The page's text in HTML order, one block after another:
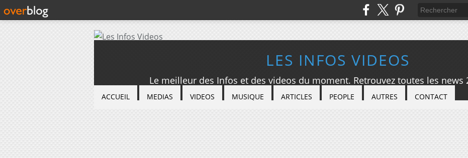
LES INFOS VIDEOS
Le meilleur des Infos et des videos du moment. Retrouvez toutes les news
ACCUEIL MEDIAS VIDEOS MUSIQUE ARTICLES PEOPLE AUTRES CONTACT